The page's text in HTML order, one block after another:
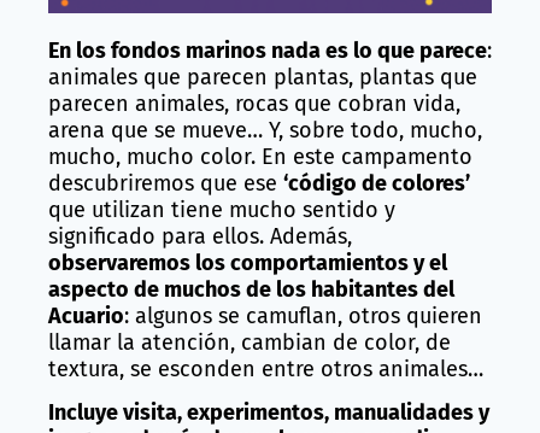
En los fondos marinos nada es lo que parece:
animales que parecen plantas, plantas que
parecen animales, rocas que cobran vida,
arena que se mueve… Y, sobre todo, mucho,
mucho, mucho color. En este campamento
descubriremos que ese ‘código de colores’
que utilizan tiene mucho sentido y
significado para ellos. Además,
observaremos los comportamientos y el
aspecto de muchos de los habitantes del
Acuario: algunos se camuflan, otros quieren
llamar la atención, cambian de color, de
textura, se esconden entre otros animales…
Incluye visita, experimentos, manualidades y